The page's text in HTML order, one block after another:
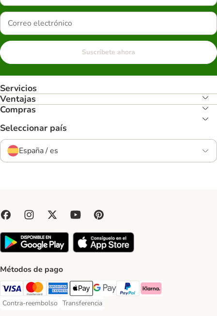
Suscríbete ahora
Servicios
Ventajas
Compras
Seleccionar país
España / es
Métodos de pago
Visa Payment Method
Mastercard Payment Method
American Express Payment Method
Apple Pay Payment Method
Google Pay Payment Method
PayPal Payment Method
Klarna Payment Method
Contra-reembolso
Contra-reembolso Payment Method
Transferencia
Transferencia Payment Method